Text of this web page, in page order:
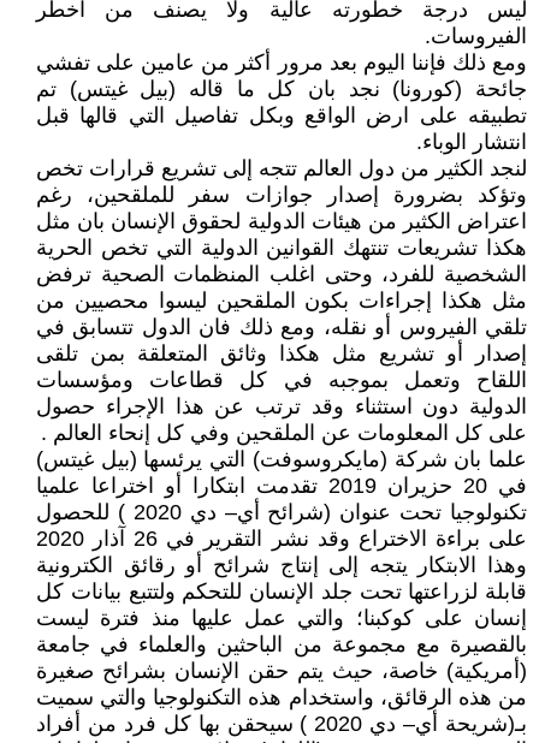
ليس درجة خطورته عالية ولا يصنف من اخطر
الفيروسات.
ومع ذلك فإننا اليوم بعد مرور أكثر من عامين على تفشي
جائحة (كورونا) نجد بان كل ما قاله (بيل غيتس) تم
تطبيقه على ارض الواقع وبكل تفاصيل التي قالها قبل
انتشار الوباء.
لنجد الكثير من دول العالم تتجه إلى تشريع قرارات تخص
وتؤكد بضرورة إصدار جوازات سفر للملقحين، رغم
اعتراض الكثير من هيئات الدولية لحقوق الإنسان بان مثل
هكذا تشريعات تنتهك القوانين الدولية التي تخص الحرية
الشخصية للفرد، وحتى اغلب المنظمات الصحية ترفض
مثل هكذا إجراءات بكون الملقحين ليسوا محصيين من
تلقي الفيروس أو نقله، ومع ذلك فان الدول تتسابق في
إصدار أو تشريع مثل هكذا وثائق المتعلقة بمن تلقى
اللقاح وتعمل بموجبه في كل قطاعات ومؤسسات
الدولية دون استثناء وقد ترتب عن هذا الإجراء حصول
على كل المعلومات عن الملقحين وفي كل إنحاء العالم .
علما بان شركة (مايكروسوفت) التي يرئسها (بيل غيتس)
في 20 حزيران 2019 تقدمت ابتكارا أو اختراعا علميا
تكنولوجيا تحت عنوان (شرائح أي– دي 2020 ) للحصول
على براءة الاختراع وقد نشر التقرير في 26 آذار 2020
وهذا الابتكار يتجه إلى إنتاج شرائح أو رقائق الكترونية
قابلة لزراعتها تحت جلد الإنسان للتحكم ولتتبع بيانات كل
إنسان على كوكبنا؛ والتي عمل عليها منذ فترة ليست
بالقصيرة مع مجموعة من الباحثين والعلماء في جامعة
(أمريكية) خاصة، حيث يتم حقن الإنسان بشرائح صغیرة
من هذه الرقائق، واستخدام هذه التكنولوجیا والتي سميت
بـ(شريحة أي– دي 2020 ) سيحقن بها كل فرد من أفراد